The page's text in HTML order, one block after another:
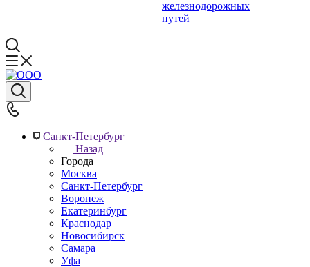
железнодорожных
путей
Санкт-Петербург
Назад
Города
Москва
Санкт-Петербург
Воронеж
Екатеринбург
Краснодар
Новосибирск
Самара
Уфа